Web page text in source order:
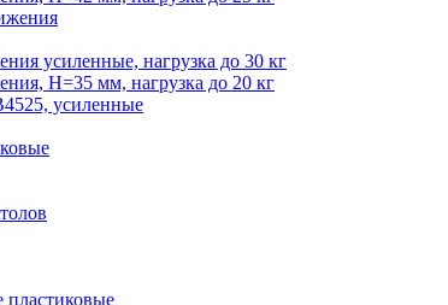
усиленные, нагрузка до 30 кг
H=35 мм, нагрузка до 20 кг
усиленные